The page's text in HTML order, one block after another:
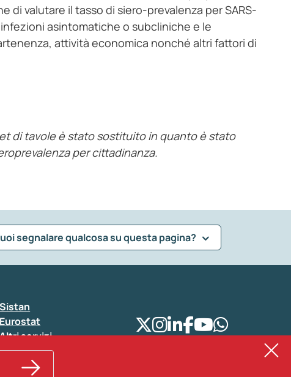
valutare il tasso di siero-prevalenza per SARS-
asintomatiche o subcliniche e le
attività economica nonché altri fattori di
di tavole è stato sostituito in quanto è stato
per cittadinanza.
segnalare qualcosa su questa pagina?
Sistan
Eurostat
Altri servizi